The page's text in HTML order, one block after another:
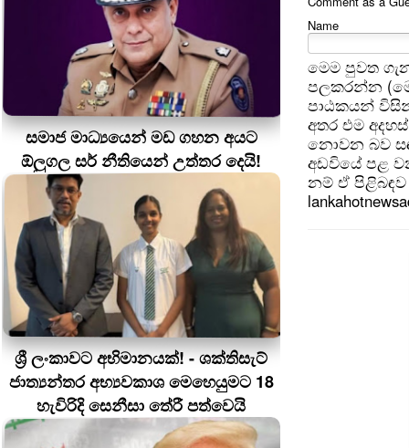
සමාජ මාධ්‍යයෙන් මඩ ගහන අයට
ඕලුගල සර් නීතියෙන් උත්තර දෙයි!
ශ්‍රී ලංකාවට අභිමානයක්! - ශක්තිසැට්
ජාත්‍යන්තර අභ්‍යවකාශ මෙහෙයුමට 18
හැවිරිදි සෙනීසා තේරී පත්වෙයි
Name
මෙම පුවත
පලකරන්න
පාඨකයන්
අතර එම
නොවන බව
අඩවියේ පළ
නම් ඒ පිළිබඳව